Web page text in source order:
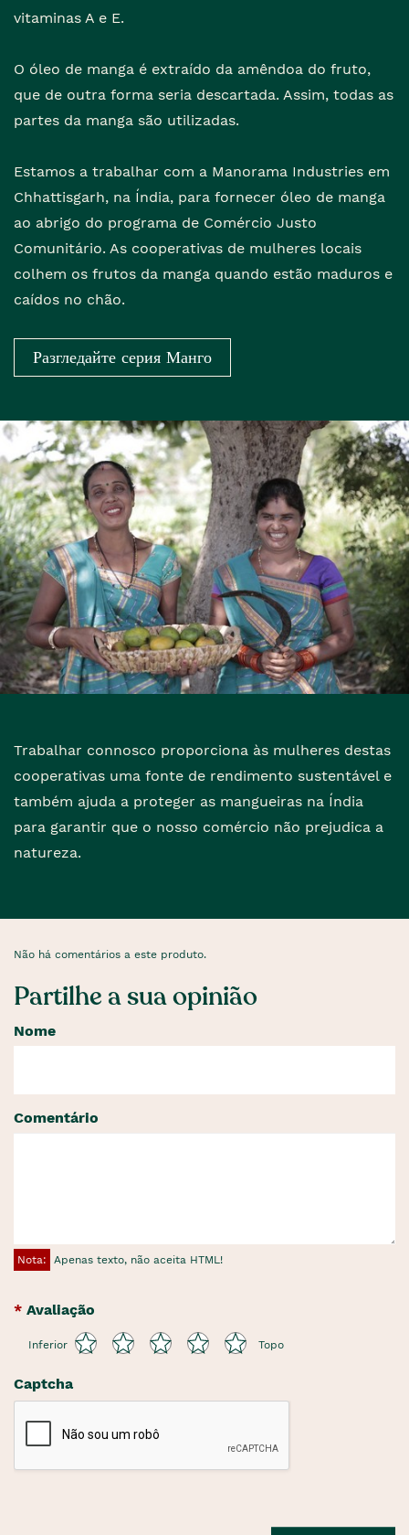
vitaminas A e E.
O óleo de manga é extraído da amêndoa do fruto,
que de outra forma seria descartada. Assim, todas as
partes da manga são utilizadas.
Estamos a trabalhar com a Manorama Industries em
Chhattisgarh, na Índia, para fornecer óleo de manga
ao abrigo do programa de Comércio Justo
Comunitário. As cooperativas de mulheres locais
colhem os frutos da manga quando estão maduros e
caídos no chão.
Разгледайте серия Манго
Trabalhar connosco proporciona às mulheres destas
cooperativas uma fonte de rendimento sustentável e
também ajuda a proteger as mangueiras na Índia
para garantir que o nosso comércio não prejudica a
natureza.
Não há comentários a este produto.
Partilhe a sua opinião
Nome
Comentário
Nota: Apenas texto, não aceita HTML!
Avaliação
Inferior Topo
Captcha